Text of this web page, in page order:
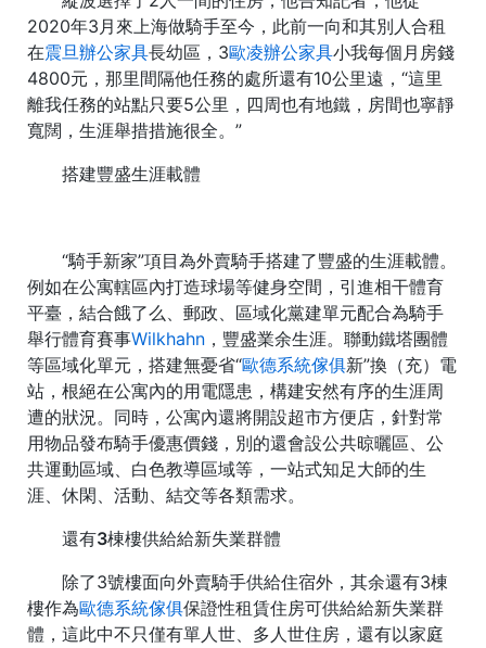
2020年3月來上海做騎手至今，此前一向和其別人合租
在震旦辦公家具長幼區，3歐凌辦公家具小我每個月房錢
4800元，那里間隔他任務的處所還有10公里遠，“這里
離我任務的站點只要5公里，四周也有地鐵，房間也寧靜
寬闊，生涯舉措措施很全。”
搭建豐盛生涯載體
“騎手新家”項目為外賣騎手搭建了豐盛的生涯載體。
例如在公寓轄區內打造球場等健身空間，引進相干體育
平臺，結合餓了么、郵政、區域化黨建單元配合為騎手
舉行體育賽事Wilkhahn ，豐盛業余生涯。聯動鐵塔團體
等區域化單元，搭建無憂省“歐德系統傢俱新”換（充）電
站，根絕在公寓內的用電隱患，構建安然有序的生涯周
遭的狀況。同時，公寓內還將開設超市方便店，針對常
用物品發布騎手優惠價錢，別的還會設公共晾曬區、公
共運動區域、白色教導區域等，一站式知足大師的生
涯、休閑、活動、結交等各類需求。
還有3棟樓供給給新失業群體
除了3號樓面向外賣騎手供給住宿外，其余還有3棟
樓作為歐德系統傢俱保證性租賃住房可供給給新失業群
體，這此中不只僅有單人世、多人世住房，還有以家庭